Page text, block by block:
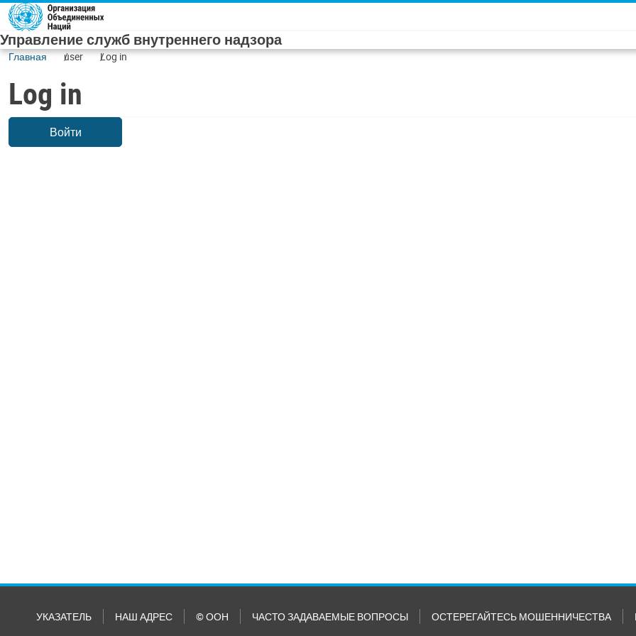
Skip to main content
Управление служб внутреннего надзора
Главная user Log in
Log in
Войти
УКАЗАТЕЛЬ НАШ АДРЕС © ООН ЧАСТО ЗАДАВАЕМЫЕ ВОПРОСЫ ОСТЕРЕГАЙТЕСЬ МОШЕННИЧЕСТВА